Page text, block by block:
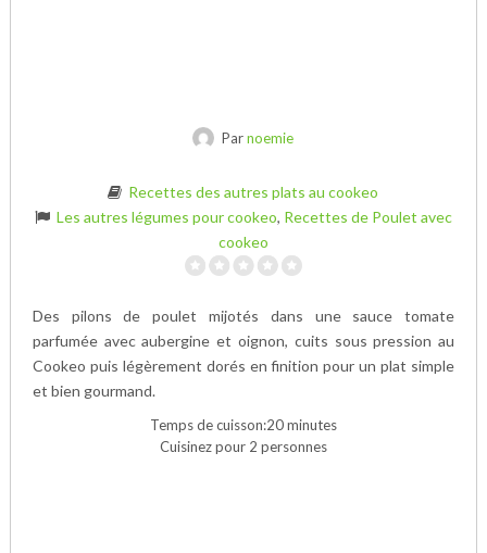
Parnoemie
Recettes des autres plats au cookeo
Les autres légumes pour cookeo, Recettes de Poulet avec
cookeo
Des pilons de poulet mijotés dans une sauce tomate
parfumée avec aubergine et oignon, cuits sous pression au
Cookeo puis légèrement dorés en finition pour un plat simple
et bien gourmand.
Temps de cuisson:20 minutes
Cuisinez pour 2 personnes